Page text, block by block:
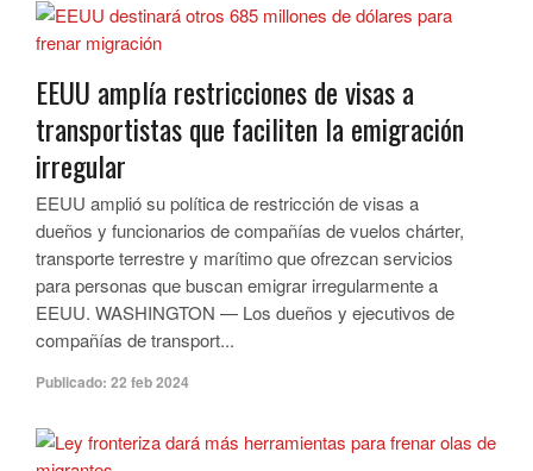
EEUU amplía restricciones de visas a
transportistas que faciliten la emigración
irregular
EEUU amplió su política de restricción de visas a
dueños y funcionarios de compañías de vuelos chárter,
transporte terrestre y marítimo que ofrezcan servicios
para personas que buscan emigrar irregularmente a
EEUU. WASHINGTON — Los dueños y ejecutivos de
compañías de transport...
Publicado: 22 feb 2024